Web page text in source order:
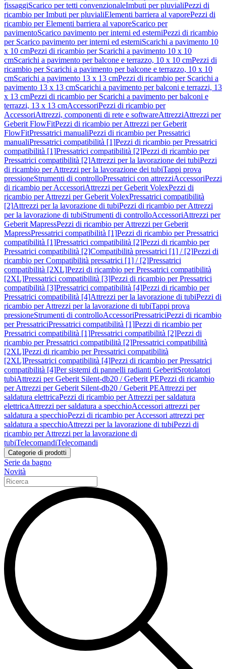
fissaggiScarico per tetti convenzionaleImbuti per pluvialiPezzi di
ricambio per Imbuti per pluvialiElementi barriera al vaporePezzi di
ricambio per Elementi barriera al vaporeScarico per
pavimentoScarico pavimento per interni ed esterniPezzi di ricambio
per Scarico pavimento per interni ed esterniScarichi a pavimento 10
x 10 cmPezzi di ricambio per Scarichi a pavimento 10 x 10
cmScarichi a pavimento per balcone e terrazzo, 10 x 10 cmPezzi di
ricambio per Scarichi a pavimento per balcone e terrazzo, 10 x 10
cmScarichi a pavimento 13 x 13 cmPezzi di ricambio per Scarichi a
pavimento 13 x 13 cmScarichi a pavimento per balconi e terrazzi, 13
x 13 cmPezzi di ricambio per Scarichi a pavimento per balconi e
terrazzi, 13 x 13 cmAccessoriPezzi di ricambio per
AccessoriAttrezzi, componenti di rete e softwareAttrezziAttrezzi per
Geberit FlowFitPezzi di ricambio per Attrezzi per Geberit
FlowFitPressatrici manualiPezzi di ricambio per Pressatrici
manualiPressatrici compatibilità [1]Pezzi di ricambio per Pressatrici
compatibilità [1]Pressatrici compatibilità [2]Pezzi di ricambio per
Pressatrici compatibilità [2]Attrezzi per la lavorazione dei tubiPezzi
di ricambio per Attrezzi per la lavorazione dei tubiTappi prova
pressioneStrumenti di controlloPressatrici con attrezziAccessoriPezzi
di ricambio per AccessoriAttrezzi per Geberit VolexPezzi di
ricambio per Attrezzi per Geberit VolexPressatrici compatibilità
[2]Attrezzi per la lavorazione di tubiPezzi di ricambio per Attrezzi
per la lavorazione di tubiStrumenti di controlloAccessoriAttrezzi per
Geberit MapressPezzi di ricambio per Attrezzi per Geberit
MapressPressatrici compatibilità [1]Pezzi di ricambio per Pressatrici
compatibilità [1]Pressatrici compatibilità [2]Pezzi di ricambio per
Pressatrici compatibilità [2]Compatibilità pressatrici [1] / [2]Pezzi di
ricambio per Compatibilità pressatrici [1] / [2]Pressatrici
compatibilità [2XL]Pezzi di ricambio per Pressatrici compatibilità
[2XL]Pressatrici compatibilità [3]Pezzi di ricambio per Pressatrici
compatibilità [3]Pressatrici compatibilità [4]Pezzi di ricambio per
Pressatrici compatibilità [4]Attrezzi per la lavorazione di tubiPezzi di
ricambio per Attrezzi per la lavorazione di tubiTappi prova
pressioneStrumenti di controlloAccessoriPressatriciPezzi di ricambio
per PressatriciPressatrici compatibilità [1]Pezzi di ricambio per
Pressatrici compatibilità [1]Pressatrici compatibilità [2]Pezzi di
ricambio per Pressatrici compatibilità [2]Pressatrici compatibilità
[2XL]Pezzi di ricambio per Pressatrici compatibilità
[2XL]Pressatrici compatibilità [4]Pezzi di ricambio per Pressatrici
compatibilità [4]Per sistemi di pannelli radianti GeberitSrotolatori
tubiAttrezzi per Geberit Silent-db20 / Geberit PEPezzi di ricambio
per Attrezzi per Geberit Silent-db20 / Geberit PEAttrezzi per
saldatura elettricaPezzi di ricambio per Attrezzi per saldatura
elettricaAttrezzi per saldatura a specchioAccessori attrezzi per
saldatura a specchioPezzi di ricambio per Accessori attrezzi per
saldatura a specchioAttrezzi per la lavorazione di tubiPezzi di
ricambio per Attrezzi per la lavorazione di
tubiTelecomandiTelecomandi
Categorie di prodotti
Serie da bagno
Novità